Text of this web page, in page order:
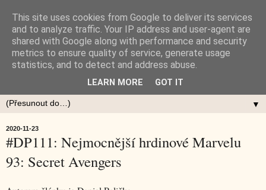
▼
2020-11-23
#DP111: Nejmocnější hrdinové Marvelu
93: Secret Avengers
This site uses cookies from Google to deliver its services
and to analyze traffic. Your IP address and user-agent are
shared with Google along with performance and security
metrics to ensure quality of service, generate usage
statistics, and to detect and address abuse.
LEARN MORE GOT IT